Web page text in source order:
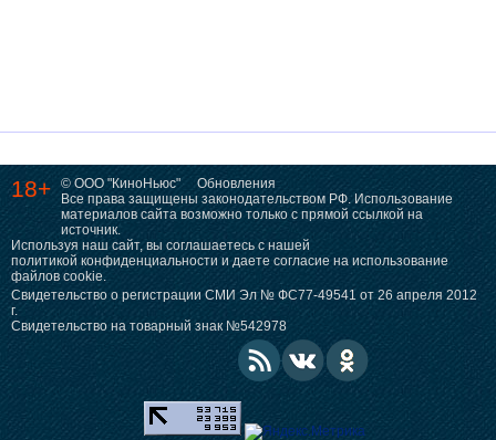
18+ © ООО "КиноНьюс"
Обновления
Все права защищены законодательством РФ. Использование
материалов сайта возможно только с прямой ссылкой на
источник.
Используя наш сайт, вы соглашаетесь с нашей
политикой конфиденциальности и даете согласие на использование
файлов cookie.
Свидетельство о регистрации СМИ Эл № ФС77-49541 от 26 апреля 2012
г.
Свидетельство на товарный знак №542978